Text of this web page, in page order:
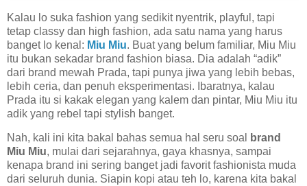
Kalau lo suka fashion yang sedikit nyentrik, playful, tapi
tetap classy dan high fashion, ada satu nama yang harus
banget lo kenal: Miu Miu. Buat yang belum familiar, Miu Miu
itu bukan sekadar brand fashion biasa. Dia adalah “adik”
dari brand mewah Prada, tapi punya jiwa yang lebih bebas,
lebih ceria, dan penuh eksperimentasi. Ibaratnya, kalau
Prada itu si kakak elegan yang kalem dan pintar, Miu Miu itu
adik yang rebel tapi stylish banget.
Nah, kali ini kita bakal bahas semua hal seru soal
brand
Miu Miu, mulai dari sejarahnya, gaya khasnya, sampai
kenapa brand ini sering banget jadi favorit fashionista muda
dari seluruh dunia. Siapin kopi atau teh lo, karena kita bakal